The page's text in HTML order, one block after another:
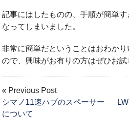
記事にはしたものの、手順が簡単
なってしまいました。
非常に簡単だということはおわか
ので、興味がお有りの方はぜひお試
« Previous Post
シマノ11速ハブのスペーサー
について